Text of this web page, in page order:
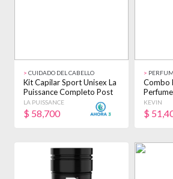
> CUIDADO DEL CABELLO
Kit Capilar Sport Unisex La
Puissance Completo Post
Gym
LA PUISSANCE
$ 58,700
>
Combo
KEVIN
$